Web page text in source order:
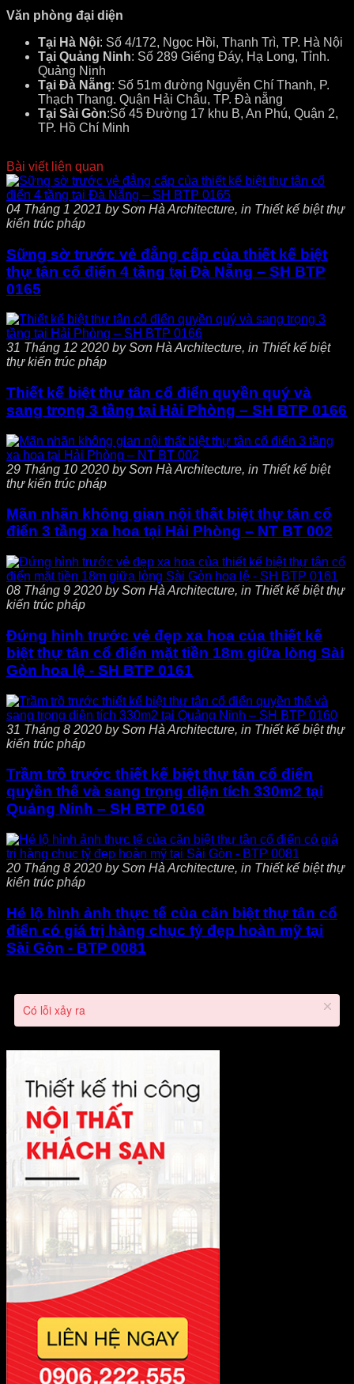
Văn phòng đại diện
Tại Hà Nội: Số 4/172, Ngọc Hồi, Thanh Trì, TP. Hà Nội
Tại Quảng Ninh: Số 289 Giếng Đáy, Hạ Long, Tỉnh.
Quảng Ninh
Tại Đà Nẵng: Số 51m đường Nguyễn Chí Thanh, P.
Thạch Thang. Quận Hải Châu, TP. Đà nẵng
Tại Sài Gòn:Số 45 Đường 17 khu B, An Phú, Quận 2,
TP. Hồ Chí Minh
Bài viết liên quan
04 Tháng 1 2021 by Sơn Hà Architecture, in Thiết kế biệt thự
kiến trúc pháp
Sững sờ trước vẻ đẳng cấp của thiết kế biệt
thự tân cổ điển 4 tầng tại Đà Nẵng – SH BTP
0165
31 Tháng 12 2020 by Sơn Hà Architecture, in Thiết kế biệt
thự kiến trúc pháp
Thiết kế biệt thự tân cổ điển quyền quý và
sang trọng 3 tầng tại Hải Phòng – SH BTP 0166
29 Tháng 10 2020 by Sơn Hà Architecture, in Thiết kế biệt
thự kiến trúc pháp
Mãn nhãn không gian nội thất biệt thự tân cổ
điển 3 tầng xa hoa tại Hải Phòng – NT BT 002
08 Tháng 9 2020 by Sơn Hà Architecture, in Thiết kế biệt thự
kiến trúc pháp
Đứng hình trước vẻ đẹp xa hoa của thiết kế
biệt thự tân cổ điển mặt tiền 18m giữa lòng Sài
Gòn hoa lệ - SH BTP 0161
31 Tháng 8 2020 by Sơn Hà Architecture, in Thiết kế biệt thự
kiến trúc pháp
Trầm trồ trước thiết kế biệt thự tân cổ điển
quyền thế và sang trọng diện tích 330m2 tại
Quảng Ninh – SH BTP 0160
20 Tháng 8 2020 by Sơn Hà Architecture, in Thiết kế biệt thự
kiến trúc pháp
Hé lộ hình ảnh thực tế của căn biệt thự tân cổ
điển có giá trị hàng chục tỷ đẹp hoàn mỹ tại
Sài Gòn - BTP 0081
Có lỗi xảy ra